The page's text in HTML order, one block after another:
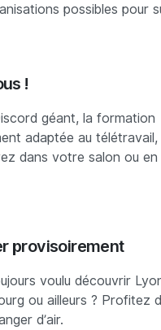
possibles pour
!
géant, la formation
adaptée au télétravail,
dans votre salon ou en
provisoirement
voulu découvrir
ou ailleurs ? Profitez
d’air.